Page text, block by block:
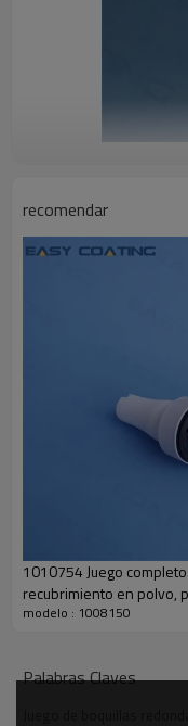
nombre
recomendar
1010754 Juego
recubrimiento en polvo,
modelo : 1008150
Palabras Claves